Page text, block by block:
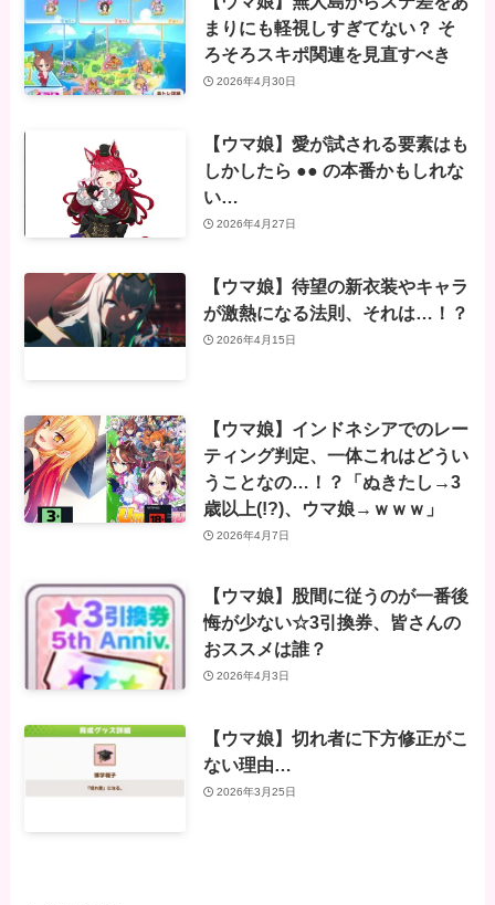
まりにも軽視しすぎてない？ そ
ろそろスキポ関連を見直すべき
2026年4月30日
【ウマ娘】愛が試される要素はも
しかしたら ●● の本番かもしれな
い…
2026年4月27日
【ウマ娘】待望の新衣装やキャラ
が激熱になる法則、それは…！？
2026年4月15日
【ウマ娘】インドネシアでのレー
ティング判定、一体これはどうい
うことなの…！？「ぬきたし→3
歳以上(!?)、ウマ娘→ｗｗｗ」
2026年4月7日
【ウマ娘】股間に従うのが一番後
悔が少ない☆3引換券、皆さんの
おススメは誰？
2026年4月3日
【ウマ娘】切れ者に下方修正がこ
ない理由…
2026年3月25日